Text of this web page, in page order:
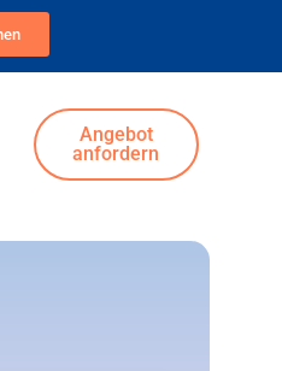
Angebot
anfordern